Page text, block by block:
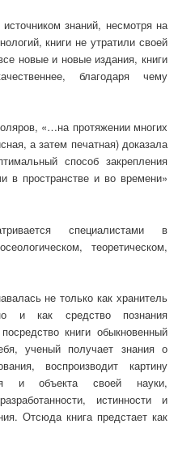
знаний, несмотря на
книги не утратили своей
новые и новые издания, книги
благодаря чему
«…на протяжении многих
а затем печатная) доказала
способ закрепления
в пространстве и во времени»
специалистами в
теоретическом,
не только как хранитель
и как средство познания
книги обыкновенный
ученый получает знания о
воспроизводит картину
и объекта своей науки,
истинности и
Отсюда книга предстает как